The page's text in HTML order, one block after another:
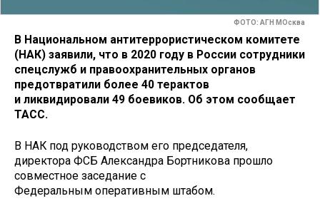
ФОТО: АГН МОсква
В Национальном антитеррористическом комитете
(НАК) заявили, что в 2020 году в России сотрудники
спецслужб и правоохранительных органов
предотвратили более 40 терактов
и ликвидировали 49 боевиков. Об этом сообщает
ТАСС.
В НАК под руководством его председателя,
директора ФСБ Александра Бортникова прошло
совместное заседание с
Федеральным оперативным штабом.